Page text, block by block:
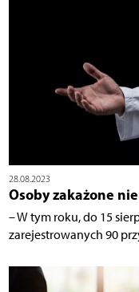
28.08.2023
Osoby zakażone
– W tym roku, do 15
zarejestrowanych 90